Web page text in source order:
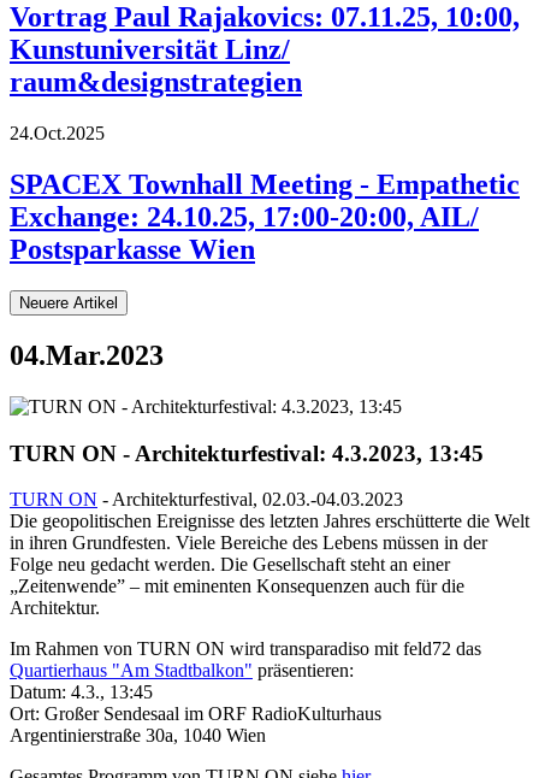
Vortrag Paul Rajakovics: 07.11.25, 10:00,
Kunstuniversität Linz/
raum&designstrategien
24.Oct.2025
SPACEX Townhall Meeting - Empathetic
Exchange: 24.10.25, 17:00-20:00, AIL/
Postsparkasse Wien
Neuere Artikel
04.Mar.2023
TURN ON - Architekturfestival: 4.3.2023, 13:45
TURN ON - Architekturfestival, 02.03.-04.03.2023
Die geopolitischen Ereignisse des letzten Jahres erschütterte die Welt
in ihren Grundfesten. Viele Bereiche des Lebens müssen in der
Folge neu gedacht werden. Die Gesellschaft steht an einer
„Zeitenwende” – mit eminenten Konsequenzen auch für die
Architektur.
Im Rahmen von TURN ON wird transparadiso mit feld72 das
Quartierhaus "Am Stadtbalkon" präsentieren:
Datum: 4.3., 13:45
Ort: Großer Sendesaal im ORF RadioKulturhaus
Argentinierstraße 30a, 1040 Wien